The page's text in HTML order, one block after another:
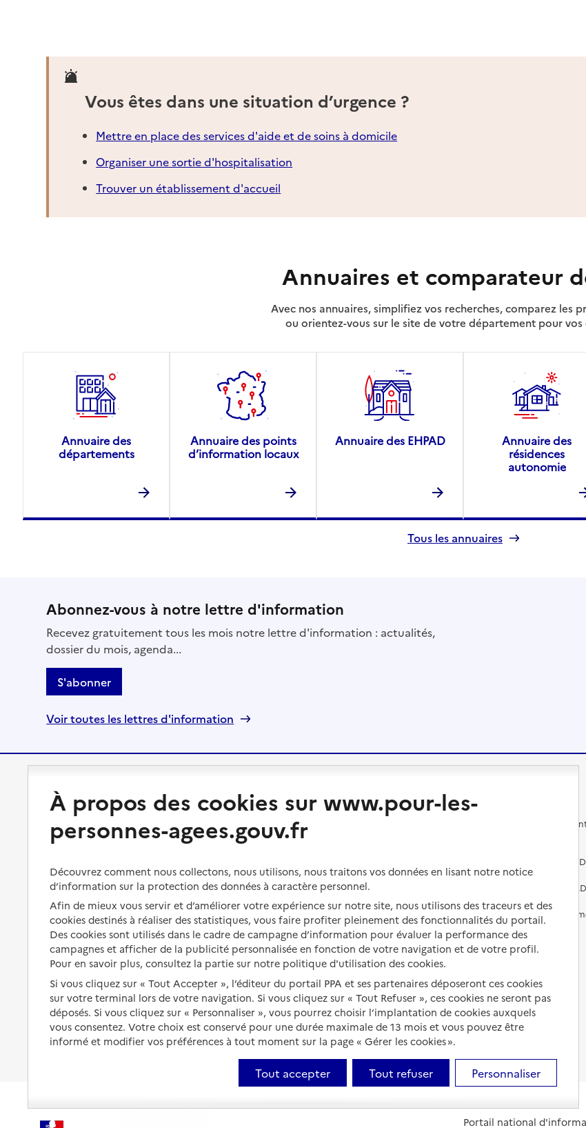
Vous êtes dans une situation d’urgence ?
Mettre en place des services d'aide et de soins à domicile
Organiser une sortie d'hospitalisation
Trouver un établissement d'accueil
Annuaires et comparateur
Avec nos annuaires, simplifiez vos recherches, comparez les
ou orientez-vous sur le site de votre département pour vos
Annuaire des
départements
Annuaire des points
d’information locaux
Annuaire des EHPAD
Annuaire des
résidences
autonomie
Tous les annuaires
Abonnez-vous à notre lettre d'information
Recevez gratuitement tous les mois notre lettre d'information : actualités,
dossier du mois, agenda...
S'abonner
Voir toutes les lettres d'information
et droits
s'équiper
Préserver son autonomie et sa
santé
Organiser à l'avance sa propre
protection
Les obligations de la famille
À qui s’adresser ?
Aides financières
Solutions d'accueil temporaire
Partager son logement
Vivre à domicile avec une
maladie ou un handicap
Être hospitalisé
Fin de vie à domicile
Vivre chez un proche
Vivre en accueil familial
Autres solutions de logement
Les différents
Préparer l'entrée en EHPAD
Aides financières en EHPAD
Prévention,
et soins
Comprendre les prix en
Droits en EHPAD
Fin de vie en EHPAD
Portail national
À propos des cookies sur www.pour-les-
personnes-agees.gouv.fr
Découvrez comment nous collectons, nous utilisons, nous traitons vos données en lisant notre notice
d’information sur la protection des données à caractère personnel.
Afin de mieux vous servir et d’améliorer votre expérience sur notre site, nous utilisons des traceurs et des
cookies destinés à réaliser des statistiques, vous faire profiter pleinement des fonctionnalités du portail.
Des cookies sont utilisés dans le cadre de campagne d’information pour évaluer la performance des
campagnes et afficher de la publicité personnalisée en fonction de votre navigation et de votre profil.
Pour en savoir plus, consultez la partie sur notre politique d'utilisation des cookies.
Si vous cliquez sur « Tout Accepter », l’éditeur du portail PPA et ses partenaires déposeront ces cookies
sur votre terminal lors de votre navigation. Si vous cliquez sur « Tout Refuser », ces cookies ne seront pas
déposés. Si vous cliquez sur « Personnaliser », vous pourrez choisir l’implantation de cookies auxquels
vous consentez. Votre choix est conservé pour une durée maximale de 13 mois et vous pouvez être
informé et modifier vos préférences à tout moment sur la page « Gérer les cookies ».
Tout accepter Tout refuser Personnaliser